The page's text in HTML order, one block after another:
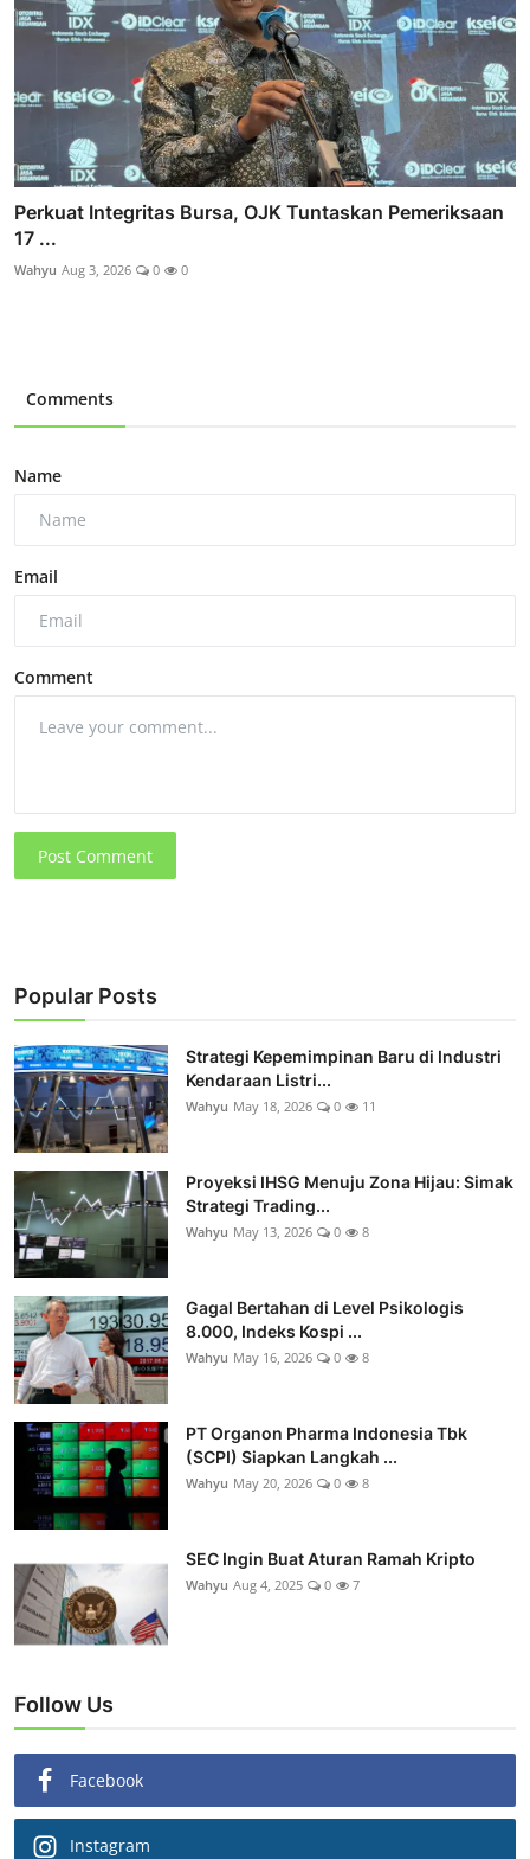
Perkuat Integritas Bursa, OJK Tuntaskan Pemeriksaan
17 ...
Wahyu Aug 3, 2026 0 0
Comments
Name
Email
Comment
Post Comment
Popular Posts
Strategi Kepemimpinan Baru di Industri
Kendaraan Listri...
Wahyu May 18, 2026 0 11
Proyeksi IHSG Menuju Zona Hijau: Simak
Strategi Trading...
Wahyu May 13, 2026 0 8
Gagal Bertahan di Level Psikologis
8.000, Indeks Kospi ...
Wahyu May 16, 2026 0 8
PT Organon Pharma Indonesia Tbk
(SCPI) Siapkan Langkah ...
Wahyu May 20, 2026 0 8
SEC Ingin Buat Aturan Ramah Kripto
Wahyu Aug 4, 2025 0 7
Follow Us
Facebook
Instagram